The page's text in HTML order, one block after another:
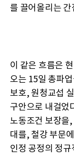
를 끌어올리는
이 같은 흐름은
오는 15일 총파
보호, 원청교섭
구안으로 내걸었
노동조건 보장을
대를, 철강 부문
인정 공정의 정